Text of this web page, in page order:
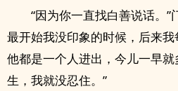
“因为你一直找白善说话。”
最开始我没印象的时候，后来
他都是一个人进出，今儿一早
生，我就没忍住。”